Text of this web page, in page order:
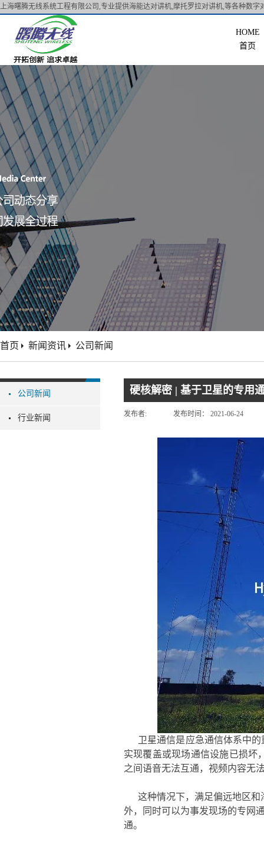
上海曙腾无线系统工程有限公司,专业提供海能达对讲机,摩托罗拉对讲机,等各种数字
首页
公司新闻
行业新闻
首页 新闻资讯 公司新闻
硬核解密 | 基于卫星的专用
发布者: 发布时间： 2021-06-24
卫星通信是应急通信体系中
实现覆盖或现场通信设施已损坏
之间语音无法互通，视频内容无
这种情况下，满足偏远地区
外，同时可以为事发现场的专网
通。